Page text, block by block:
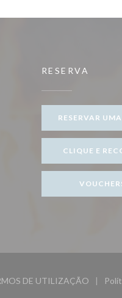
RESERVA
RESERVAR
CLIQUE E
janela))
DE UTILIZAÇÃO
((abre numa nova